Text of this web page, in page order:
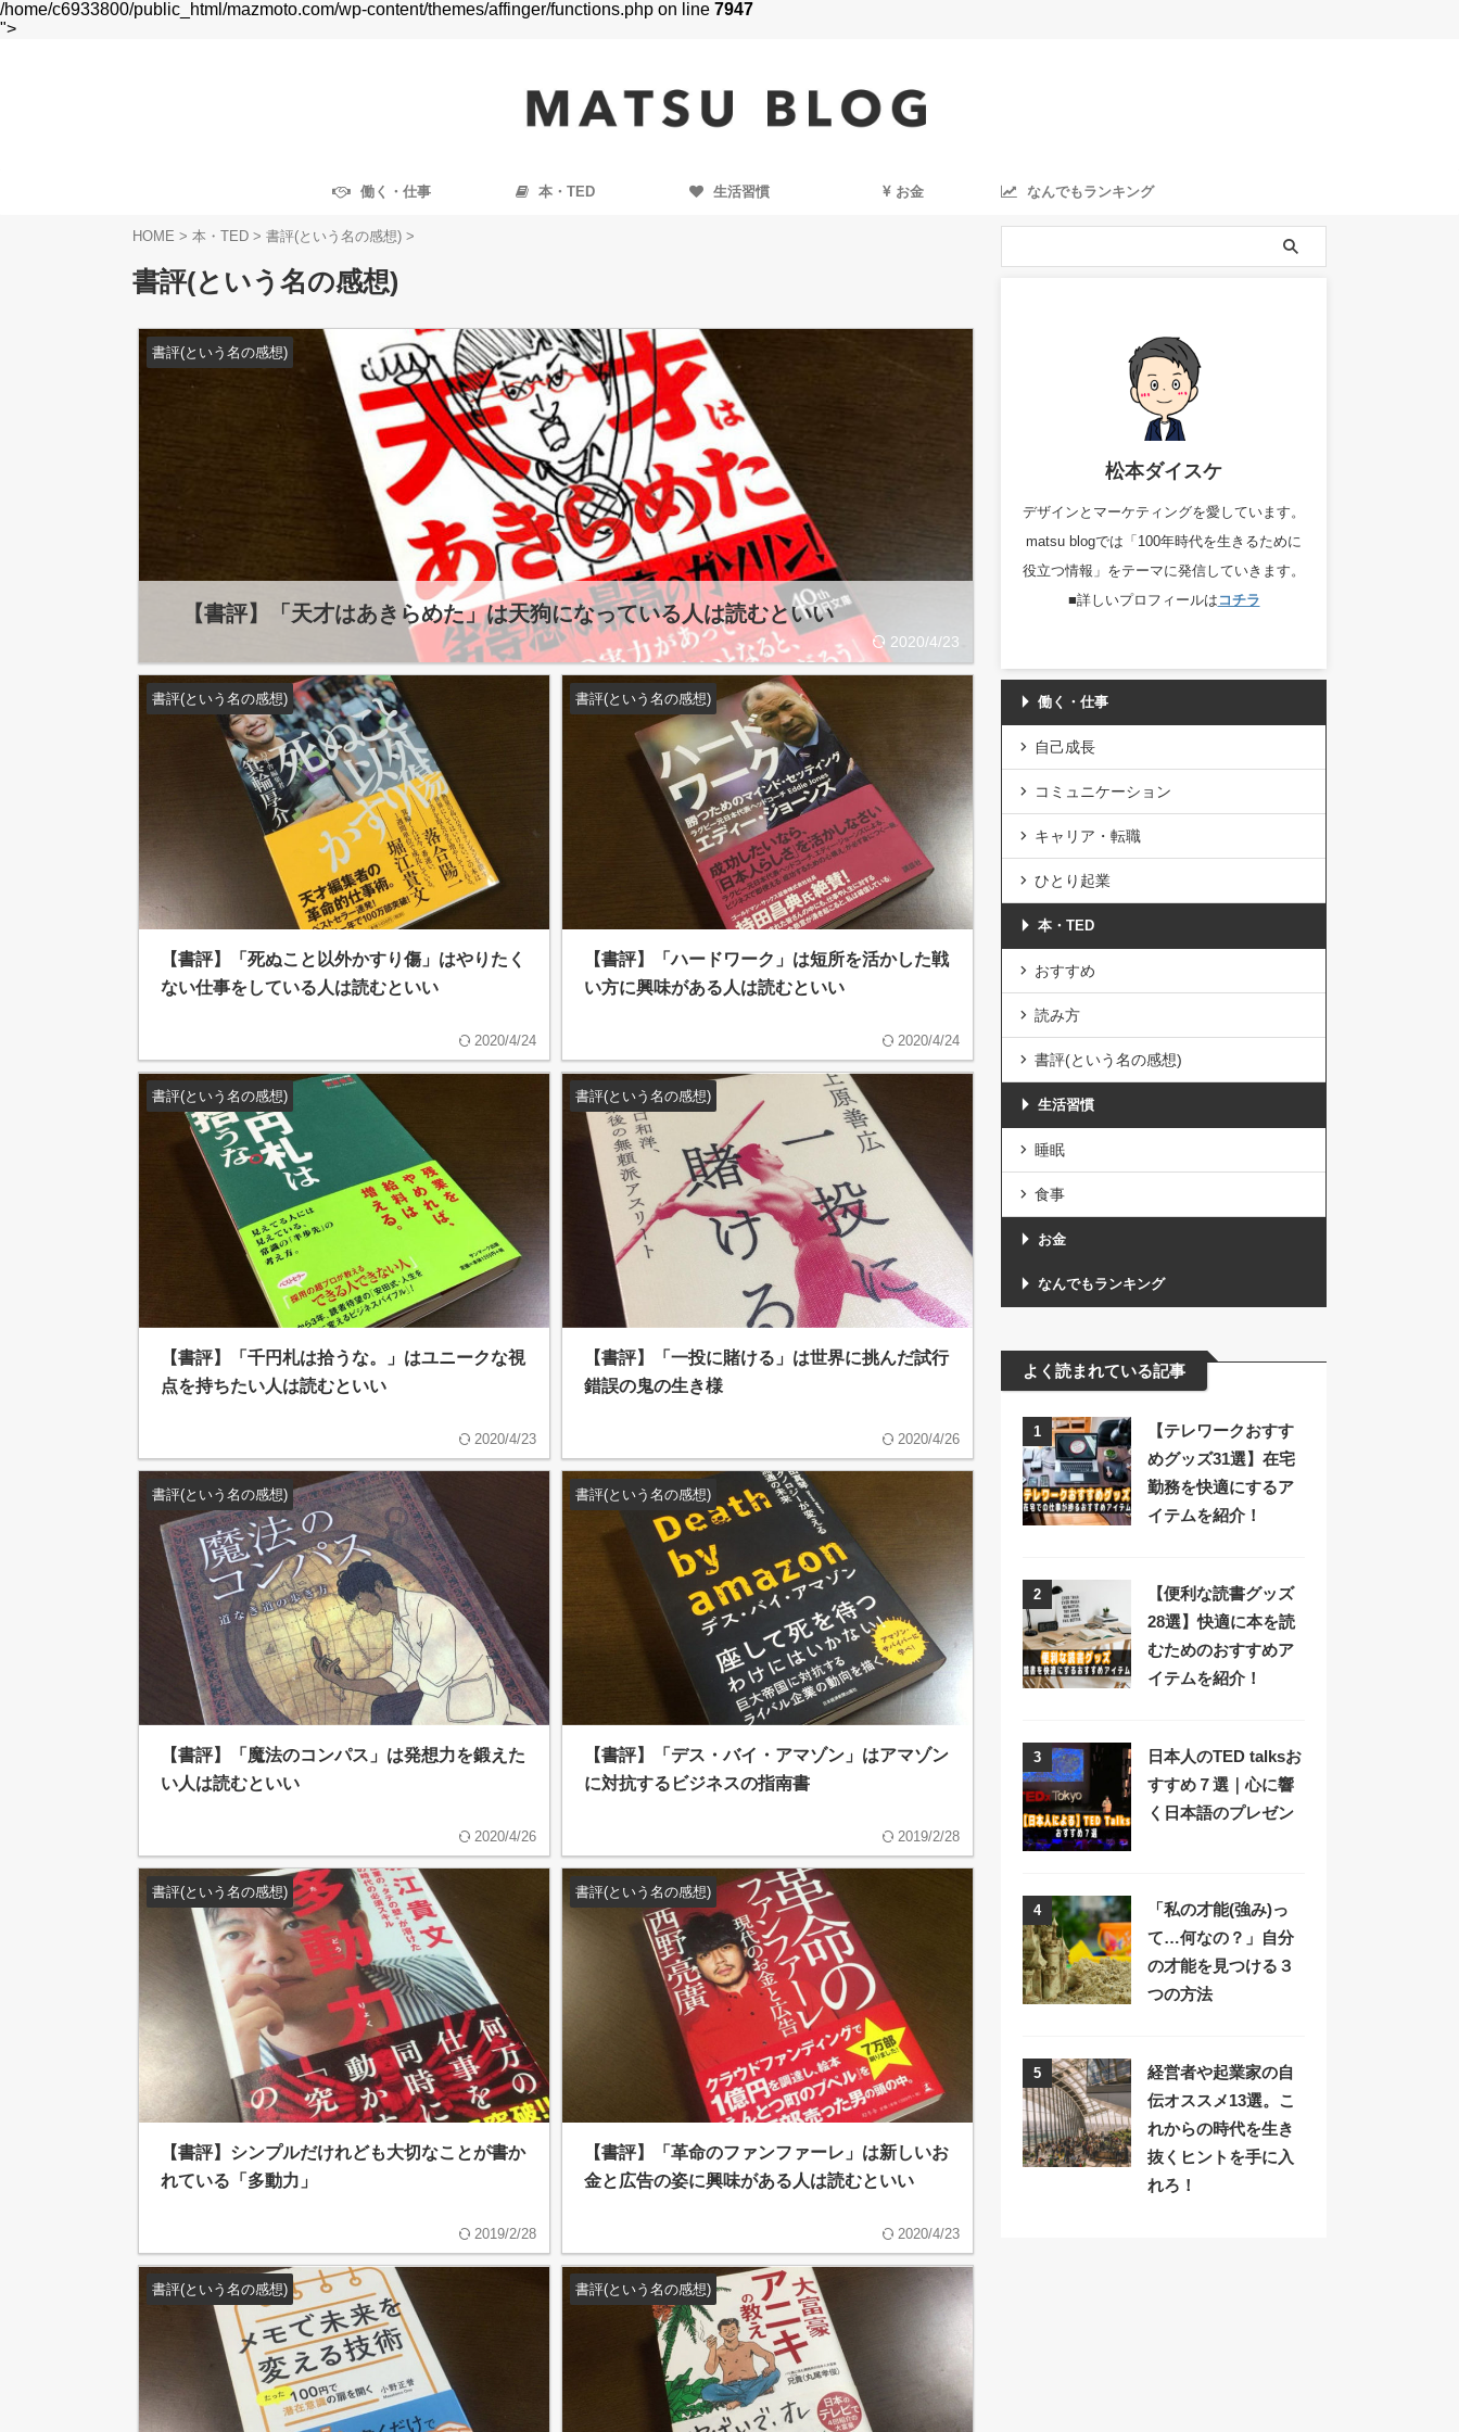
/home/c6933800/public_html/mazmoto.com/wp-content/themes/affinger/functions.php on line 7947
">
働く・仕事 本・TED 生活習慣 お金 なんでもランキング
HOME > 本・TED > 書評(という名の感想) >
書評(という名の感想)
2020/4/23
書評(という名の感想)
【書評】「天才はあきらめた」は天狗になっている人は読むといい
書評(という名の感想)
【書評】「死ぬこと以外かすり傷」はやりたく
ない仕事をしている人は読むといい
2020/4/24
書評(という名の感想)
【書評】「ハードワーク」は短所を活かした戦
い方に興味がある人は読むといい
2020/4/24
書評(という名の感想)
【書評】「千円札は拾うな。」はユニークな視
点を持ちたい人は読むといい
2020/4/23
書評(という名の感想)
【書評】「一投に賭ける」は世界に挑んだ試行
錯誤の鬼の生き様
2020/4/26
書評(という名の感想)
【書評】「魔法のコンパス」は発想力を鍛えた
い人は読むといい
2020/4/26
書評(という名の感想)
【書評】「デス・バイ・アマゾン」はアマゾン
に対抗するビジネスの指南書
2019/2/28
書評(という名の感想)
【書評】シンプルだけれども大切なことが書か
れている「多動力」
2019/2/28
書評(という名の感想)
【書評】「革命のファンファーレ」は新しいお
金と広告の姿に興味がある人は読むといい
2020/4/23
書評(という名の感想) 書評(という名の感想)
松本ダイスケ
デザインとマーケティングを愛しています。
matsu blogでは「100年時代を生きるために
役立つ情報」をテーマに発信していきます。
■詳しいプロフィールは コチラ
働く・仕事
自己成長
コミュニケーション
キャリア・転職
ひとり起業
本・TED
おすすめ
読み方
書評(という名の感想)
生活習慣
睡眠
食事
お金
なんでもランキング
よく読まれている記事
1
【テレワークおすす
めグッズ31選】在宅
勤務を快適にするア
イテムを紹介！
2
【便利な読書グッズ
28選】快適に本を読
むためのおすすめア
イテムを紹介！
3
日本人のTED talksお
すすめ７選｜心に響
く日本語のプレゼン
4
「私の才能(強み)っ
て…何なの？」自分
の才能を見つける３
つの方法
5
経営者や起業家の自
伝オススメ13選。こ
れからの時代を生き
抜くヒントを手に入
れろ！